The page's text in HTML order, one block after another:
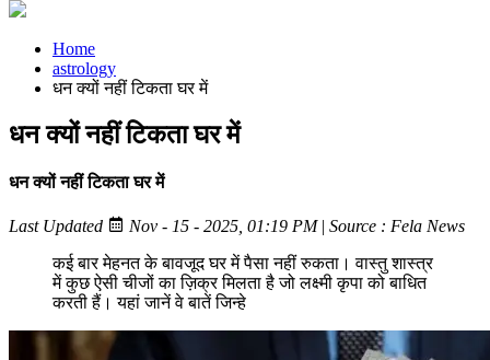
Home
astrology
धन क्यों नहीं टिकता घर में
धन क्यों नहीं टिकता घर में
धन क्यों नहीं टिकता घर में
Last Updated Nov - 15 - 2025, 01:19 PM| Source : Fela News
कई बार मेहनत के बावजूद घर में पैसा नहीं रुकता। वास्तु शास्त्र
में कुछ ऐसी चीजों का ज़िक्र मिलता है जो लक्ष्मी कृपा को बाधित
करती हैं। यहां जानें वे बातें जिन्हे